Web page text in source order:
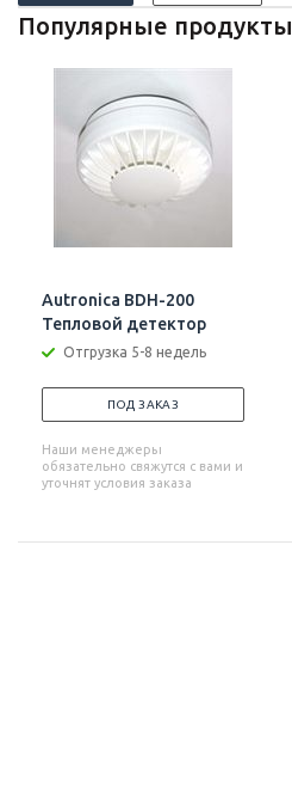
Популярные продукты
Autronica BDH-200
Тепловой детектор
Отгрузка 5-8 недель
ПОД ЗАКАЗ
Наши менеджеры
обязательно свяжутся с вами и
уточнят условия заказа